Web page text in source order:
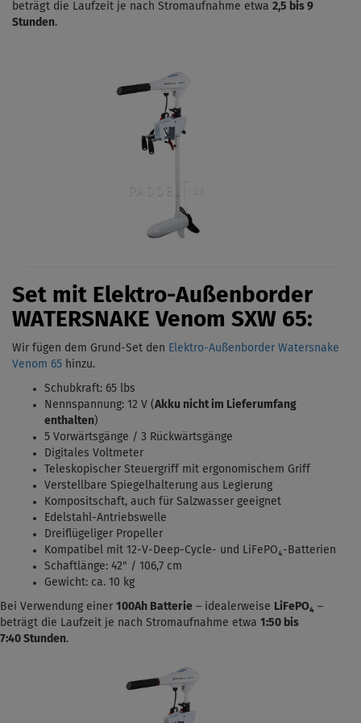
beträgt die Laufzeit je nach Stromaufnahme etwa 2,5 bis 9
Stunden.
Set mit Elektro-Außenborder
WATERSNAKE Venom SXW 65:
Wir fügen dem Grund-Set den Elektro-Außenborder Watersnake
Venom 65 hinzu.
Schubkraft: 65 lbs
Nennspannung: 12 V (Akku nicht im Lieferumfang
enthalten)
5 Vorwärtsgänge / 3 Rückwärtsgänge
Digitales Voltmeter
Teleskopischer Steuergriff mit ergonomischem Griff
Verstellbare Spiegelhalterung aus Legierung
Kompositschaft, auch für Salzwasser geeignet
Edelstahl-Antriebswelle
Dreiflügeliger Propeller
Kompatibel mit 12-V-Deep-Cycle- und LiFePO₄-Batterien
Schaftlänge: 42" / 106,7 cm
Gewicht: ca. 10 kg
Bei Verwendung einer 100Ah Batterie – idealerweise LiFePO₄ –
beträgt die Laufzeit je nach Stromaufnahme etwa 1:50 bis
7:40 Stunden.